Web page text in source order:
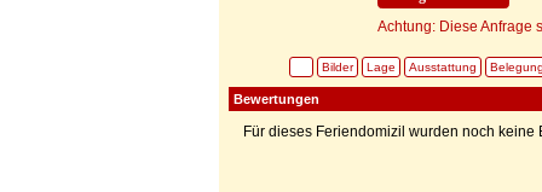
Achtung: Diese Anfrage
Bilder Lage Ausstattung
Bewertungen
Für dieses Feriendomizil wurden noch